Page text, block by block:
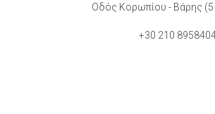
Οδός Κορωπίου - Βάρης (5
+30 210